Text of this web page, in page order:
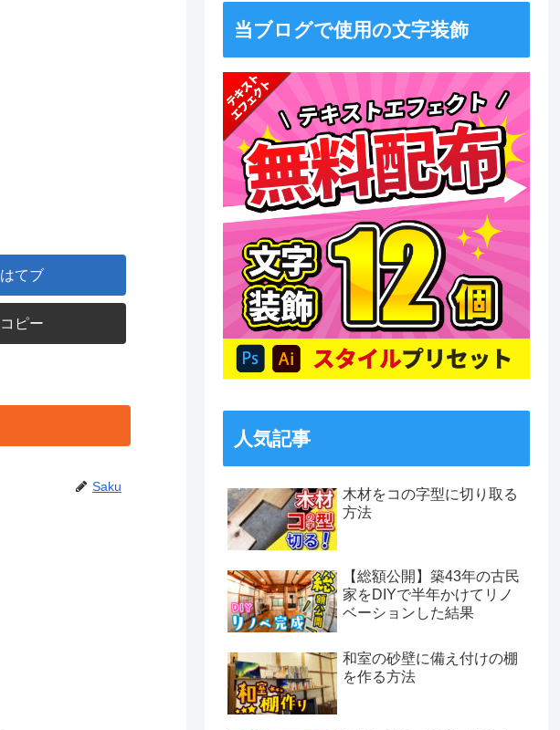
はてブ
コピー
Saku
当ブログで使用の文字装飾
人気記事
木材をコの字型に切り取る
方法
【総額公開】築43年の古民
家をDIYで半年かけてリノ
ベーションした結果
和室の砂壁に備え付けの棚
を作る方法